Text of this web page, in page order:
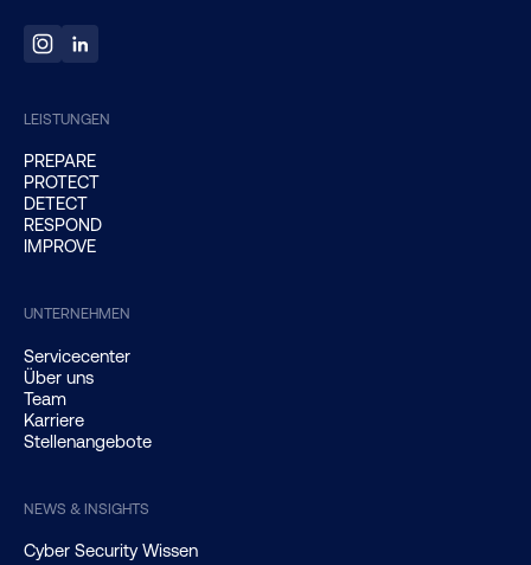
LEISTUNGEN
PREPARE
PROTECT
DETECT
RESPOND
IMPROVE
UNTERNEHMEN
Servicecenter
Über uns
Team
Karriere
Stellenangebote
NEWS & INSIGHTS
Cyber Security Wissen